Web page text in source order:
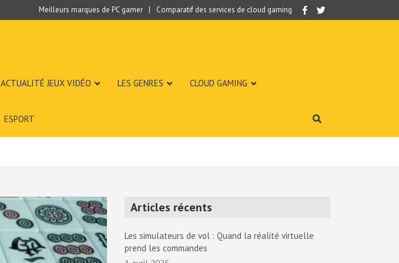
Meilleurs marques de PC gamer Comparatif des services de cloud gaming
ACTUALITÉ JEUX VIDÉO LES GENRES CLOUD GAMING
ESPORT
Articles récents
Les simulateurs de vol : Quand la réalité virtuelle
prend les commandes